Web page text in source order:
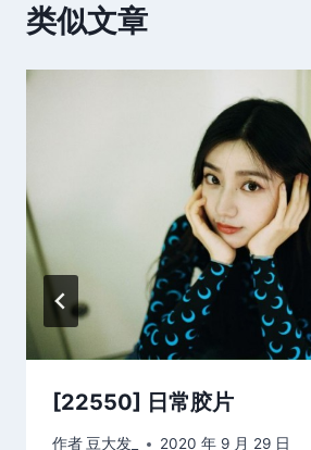
类似文章
[22550] 日常胶片
作者豆大发_ 2020 年 9 月 29 日